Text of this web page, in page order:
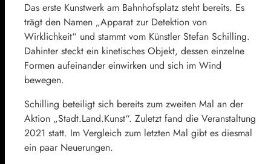
Das erste Kunstwerk am Bahnhofsplatz steht bereits. Es
trägt den Namen „Apparat zur Detektion von
Wirklichkeit“ und stammt vom Künstler Stefan Schilling.
Dahinter steckt ein kinetisches Objekt, dessen einzelne
Formen aufeinander einwirken und sich im Wind
bewegen.
Schilling beteiligt sich bereits zum zweiten Mal an der
Aktion „Stadt.Land.Kunst“. Zuletzt fand die Veranstaltung
2021 statt. Im Vergleich zum letzten Mal gibt es diesmal
ein paar Neuerungen.